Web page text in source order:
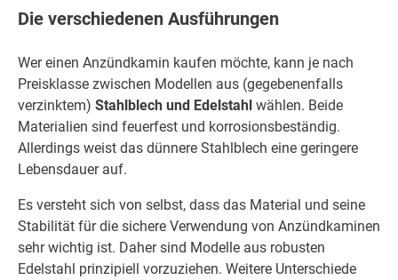
Die verschiedenen Ausführungen
Wer einen Anzündkamin kaufen möchte, kann je nach
Preisklasse zwischen Modellen aus (gegebenenfalls
verzinktem) Stahlblech und Edelstahl wählen. Beide
Materialien sind feuerfest und korrosionsbeständig.
Allerdings weist das dünnere Stahlblech eine geringere
Lebensdauer auf.
Es versteht sich von selbst, dass das Material und seine
Stabilität für die sichere Verwendung von Anzündkaminen
sehr wichtig ist. Daher sind Modelle aus robusten
Edelstahl prinzipiell vorzuziehen. Weitere Unterschiede